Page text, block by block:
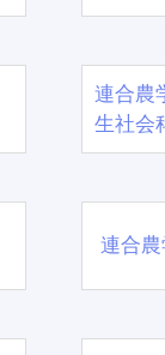
連合農
生社会
連合